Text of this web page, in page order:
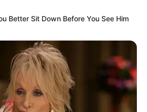
Better Sit Down Before You See Him